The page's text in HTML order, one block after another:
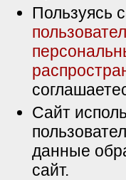
Пользуясь
Сайт
данные
сайт.